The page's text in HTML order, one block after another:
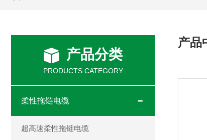
产品分类
PRODUCTS CATEGORY
柔性拖链电缆
超高速柔性拖链电缆
产品